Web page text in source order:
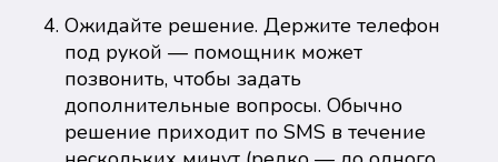
Ожидайте решение. Держите телефон
под рукой — помощник может
позвонить, чтобы задать
дополнительные вопросы. Обычно
решение приходит по SMS в течение